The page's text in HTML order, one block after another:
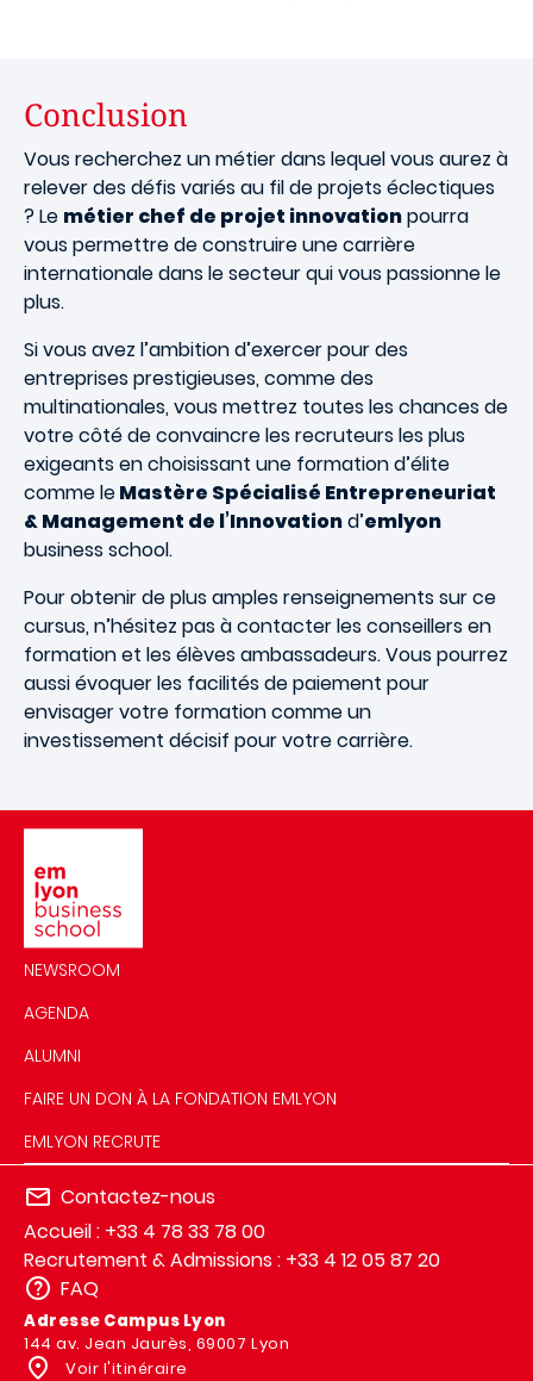
Conclusion
Vous recherchez un métier dans lequel vous aurez à
relever des défis variés au fil de projets éclectiques
? Le métier chef de projet innovationpourra
vous permettre de construire une carrière
internationale dans le secteur qui vous passionne le
plus.
Si vous avez l’ambition d’exercer pour des
entreprises prestigieuses, comme des
multinationales, vous mettrez toutes les chances de
votre côté de convaincre les recruteurs les plus
exigeants en choisissant une formation d’élite
comme leMastère Spécialisé Entrepreneuriat
& Management de l’Innovationd’emlyon
business school.
Pour obtenir de plus amples renseignements sur ce
cursus, n’hésitez pas à contacter les conseillers en
formation et les élèves ambassadeurs. Vous pourrez
aussi évoquer les facilités de paiement pour
envisager votre formation comme un
investissement décisif pour votre carrière.
NEWSROOM
AGENDA
ALUMNI
FAIRE UN DON À LA FONDATION EMLYON
EMLYON RECRUTE
Contactez-nous
Accueil : +33 4 78 33 78 00
Recrutement & Admissions : +33 4 12 05 87 20
FAQ
Adresse Campus Lyon
144 av. Jean Jaurès, 69007 Lyon
Voir l'itinéraire